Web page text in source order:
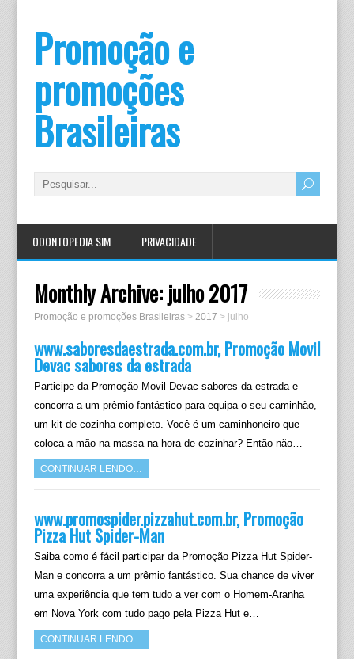
Promoção e
promoções
Brasileiras
ODONTOPEDIA SIM PRIVACIDADE
Monthly Archive: julho 2017
Promoção e promoções Brasileiras> 2017 > julho
www.saboresdaestrada.com.br, Promoção Movil
Devac sabores da estrada
Participe da Promoção Movil Devac sabores da estrada e
concorra a um prêmio fantástico para equipa o seu caminhão,
um kit de cozinha completo. Você é um caminhoneiro que
coloca a mão na massa na hora de cozinhar? Então não…
CONTINUAR LENDO…
www.promospider.pizzahut.com.br, Promoção
Pizza Hut Spider-Man
Saiba como é fácil participar da Promoção Pizza Hut Spider-
Man e concorra a um prêmio fantástico. Sua chance de viver
uma experiência que tem tudo a ver com o Homem-Aranha
em Nova York com tudo pago pela Pizza Hut e…
CONTINUAR LENDO…